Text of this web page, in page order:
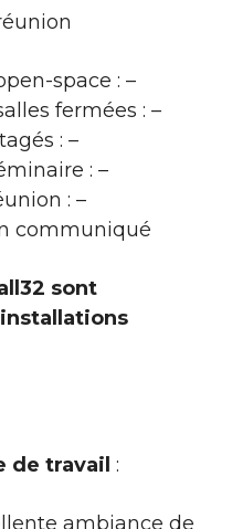
space : –
fermées : –
: –
: –
: –
communiqué
sont
de travail :
ambiance de